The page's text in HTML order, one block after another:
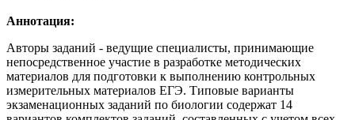
Аннотация:
Авторы заданий - ведущие специалисты, принимающие
непосредственное участие в разработке методических
материалов для подготовки к выполнению контрольных
измерительных материалов ЕГЭ. Типовые варианты
экзаменационных заданий по биологии содержат 14